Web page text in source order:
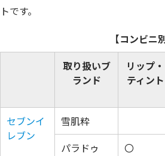
トです。
【コンビ
取り扱いブ
ランド
リップ・
ティント
セブンイ
レブン
雪肌粋
パラドゥ
〇